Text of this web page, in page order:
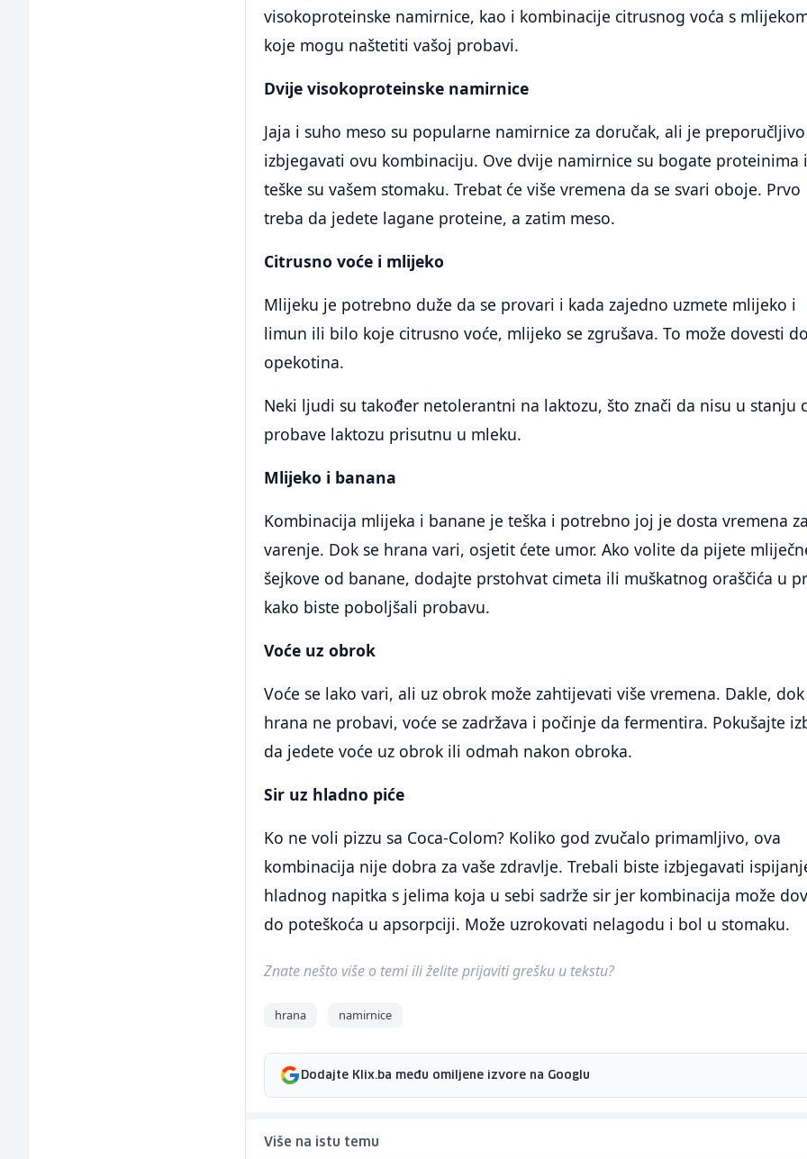
visokoproteinske namirnice, kao i kombinacije citrusnog voća s
koje mogu naštetiti vašoj probavi.
Dvije visokoproteinske namirnice
Jaja i suho meso su popularne namirnice za doručak, ali je preporučljivo
izbjegavati ovu kombinaciju. Ove dvije namirnice su bogate proteinima
teške su vašem stomaku. Trebat će više vremena da se svari oboje. Prvo
treba da jedete lagane proteine, a zatim meso.
Citrusno voće i mlijeko
Mlijeku je potrebno duže da se provari i kada zajedno uzmete mlijeko i
limun ili bilo koje citrusno voće, mlijeko se zgrušava. To može dovesti
opekotina.
Neki ljudi su također netolerantni na laktozu, što znači da nisu u stanju
probave laktozu prisutnu u mleku.
Mlijeko i banana
Kombinacija mlijeka i banane je teška i potrebno joj je dosta vremena
varenje. Dok se hrana vari, osjetit ćete umor. Ako volite da pijete
šejkove od banane, dodajte prstohvat cimeta ili muškatnog oraščića u
kako biste poboljšali probavu.
Voće uz obrok
Voće se lako vari, ali uz obrok može zahtijevati više vremena. Dakle, dok
hrana ne probavi, voće se zadržava i počinje da fermentira. Pokušajte
da jedete voće uz obrok ili odmah nakon obroka.
Sir uz hladno piće
Ko ne voli pizzu sa Coca-Colom? Koliko god zvučalo primamljivo, ova
kombinacija nije dobra za vaše zdravlje. Trebali biste izbjegavati
hladnog napitka s jelima koja u sebi sadrže sir jer kombinacija može
do poteškoća u apsorpciji. Može uzrokovati nelagodu i bol u stomaku.
Znate nešto više o temi ili želite prijaviti grešku u tekstu?
hrana namirnice
Dodajte Klix.ba među omiljene izvore na Googlu
Više na istu temu